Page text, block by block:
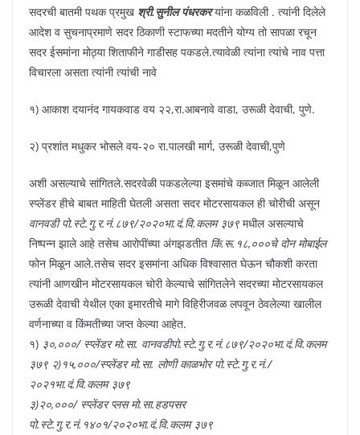
सदरची बातमी पथक प्रमुख श्री.सुनील पंधरकरयांना कळविली . त्यांनी दिलेले
आदेश व सुचनाप्रमाणे सदर ठिकाणी स्टाफच्या मदतीने योग्य तो सापळा रचून
सदर ईसमांना मोठ्या शिताफीने गाडीसह पकडले.त्यावेळी त्यांना त्यांचे नाव पत्ता
विचारला असता त्यांनी त्यांची नावे
१) आकाश दयानंद गायकवाड वय २२,रा.आबनावे वाडा, उरूळी देवाची, पुणे.
२) प्रशांत मधुकर भोसले वय-२० रा.पालखी मार्ग, उरूळी देवाची,पुणे
अशी असल्याचे सांगितले.सदरवेळी पकडलेल्या इसमांचे कब्जात मिळून आलेली
स्प्लेंडर हीचे बाबत माहिती घेतली असता सदर मोटरसायकल ही चोरीची असून
वानवडी पो.स्टे.गु.र.नं.८७९/२०२०भा.दं.वि.कलम ३७९ मधील असल्याचे
निष्पन्न झाले आहे तसेच आरोपींच्या अंगझडतीत किं.रू.१८,०००चे दोन मोबाईल
फोन मिळून आले.तसेच सदर इसमांना अधिक विश्वासात घेऊन चौकशी करता
त्यांनी आणखीन मोटरसायकल चोरी केल्याचे सांगितलेने सदरच्या मोटरसायकल
उरूळी देवाची येथील एका इमारतीचे मागे विहिरीजवळ लपवून ठेवलेल्या खालील
वर्णनाच्या व किंमतीच्या जप्त केल्या आहेत.
१) ३०,०००/ स्प्लेंडर मो.सा. वानवडीपो.स्टे.गु.र.नं.८७९/२०२०भा.दं.वि.कलम
३७९ २)१५,०००/स्प्लेंडर मो.सा. लोणी काळभोर पो.स्टे.गु.र.नं./
२०२१भा.दं.वि.कलम ३७९
३)२०,०००/ स्प्लेंडर प्लस मो.सा.हडपसर
पो.स्टे.गु.र.नं.१४०१/२०२०भा.दं.वि.कलम ३७९